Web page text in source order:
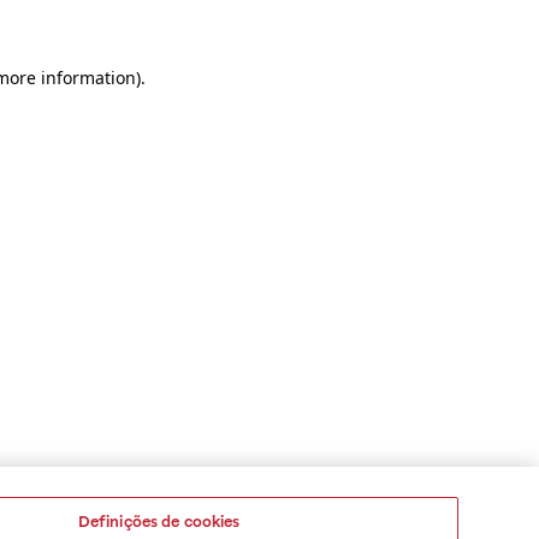
information).
Definições de cookies